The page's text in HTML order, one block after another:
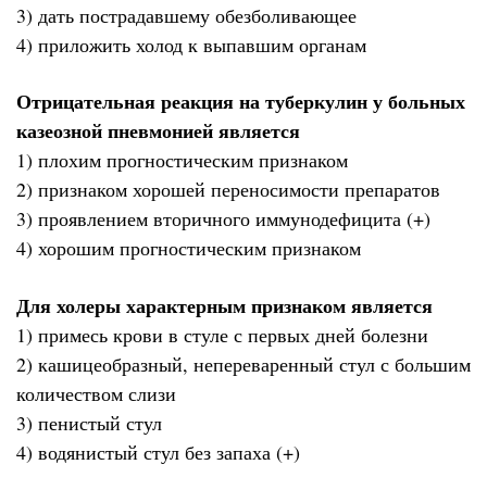
3) дать пострадавшему обезболивающее
4) приложить холод к выпавшим органам
Отрицательная реакция на туберкулин у больных
казеозной пневмонией является
1) плохим прогностическим признаком
2) признаком хорошей переносимости препаратов
3) проявлением вторичного иммунодефицита (+)
4) хорошим прогностическим признаком
Для холеры характерным признаком является
1) примесь крови в стуле с первых дней болезни
2) кашицеобразный, непереваренный стул с большим
количеством слизи
3) пенистый стул
4) водянистый стул без запаха (+)